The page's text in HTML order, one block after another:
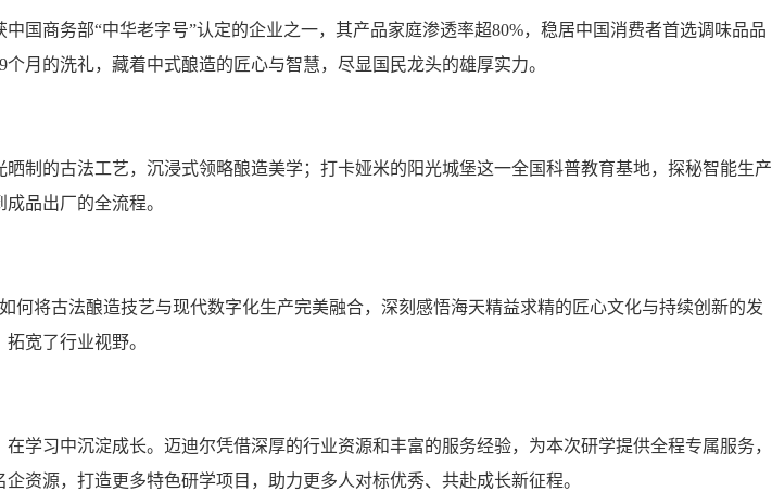
国商务部“中华老字号”认定的企业之一，其产品家庭渗透率超80%，稳居中国消费者首选调味品品
月的洗礼，藏着中式酿造的匠心与智慧，尽显国民龙头的雄厚实力。
制的古法工艺，沉浸式领略酿造美学；打卡娅米的阳光城堡这一全国科普教育基地，探秘智能生产
品出厂的全流程。
将古法酿造技艺与现代数字化生产完美融合，深刻感悟海天精益求精的匠心文化与持续创新的发
宽了行业视野。
学习中沉淀成长。迈迪尔凭借深厚的行业资源和丰富的服务经验，为本次研学提供全程专属服务，
资源，打造更多特色研学项目，助力更多人对标优秀、共赴成长新征程。